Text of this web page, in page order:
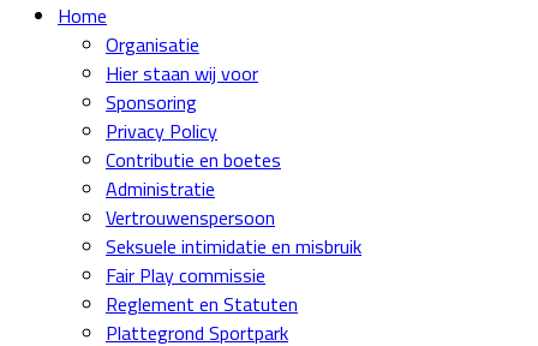
Home
Organisatie
Hier staan wij voor
Sponsoring
Privacy Policy
Contributie en boetes
Administratie
Vertrouwenspersoon
Seksuele intimidatie en misbruik
Fair Play commissie
Reglement en Statuten
Plattegrond Sportpark